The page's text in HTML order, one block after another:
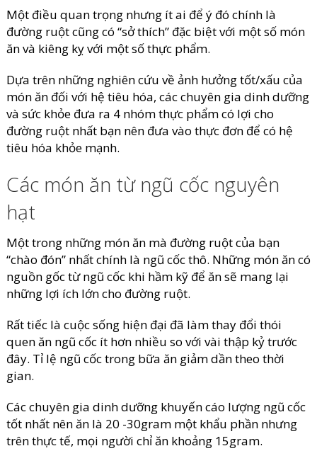
Một điều quan trọng nhưng ít ai để ý đó chính là
đường ruột cũng có “sở thích” đặc biệt với một số món
ăn và kiêng kỵ với một số thực phẩm.
Dựa trên những nghiên cứu về ảnh hưởng tốt/xấu của
món ăn đối với hệ tiêu hóa, các chuyên gia dinh dưỡng
và sức khỏe đưa ra 4 nhóm thực phẩm có lợi cho
đường ruột nhất bạn nên đưa vào thực đơn để có hệ
tiêu hóa khỏe mạnh.
Các món ăn từ ngũ cốc nguyên
hạt
Một trong những món ăn mà đường ruột của bạn
“chào đón” nhất chính là ngũ cốc thô. Những món ăn có
nguồn gốc từ ngũ cốc khi hầm kỹ để ăn sẽ mang lại
những lợi ích lớn cho đường ruột.
Rất tiếc là cuộc sống hiện đại đã làm thay đổi thói
quen ăn ngũ cốc ít hơn nhiều so với vài thập kỷ trước
đây. Tỉ lệ ngũ cốc trong bữa ăn giảm dần theo thời
gian.
Các chuyên gia dinh dưỡng khuyến cáo lượng ngũ cốc
tốt nhất nên ăn là 20 -30gram một khẩu phần nhưng
trên thực tế, mọi người chỉ ăn khoảng 15gram.